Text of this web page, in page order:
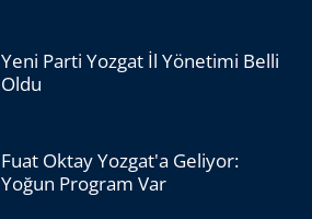
Yeni Parti Yozgat İl Yönetimi Belli
Oldu
Fuat Oktay Yozgat'a Geliyor:
Yoğun Program Var